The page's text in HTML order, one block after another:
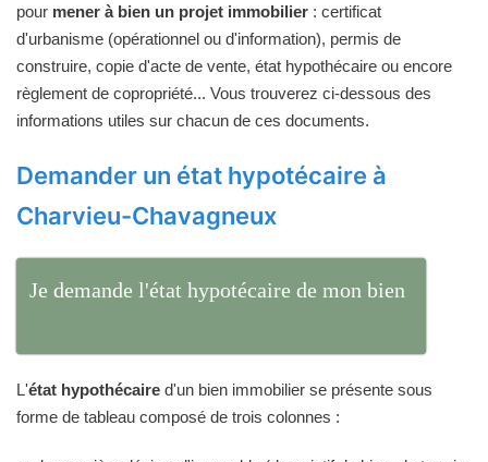
pour mener à bien un projet immobilier : certificat
d'urbanisme (opérationnel ou d'information), permis de
construire, copie d'acte de vente, état hypothécaire ou encore
règlement de copropriété... Vous trouverez ci-dessous des
informations utiles sur chacun de ces documents.
Demander un état hypotécaire à
Charvieu-Chavagneux
Je demande l'état hypotécaire de mon bien
L'état hypothécaire d'un bien immobilier se présente sous
forme de tableau composé de trois colonnes :